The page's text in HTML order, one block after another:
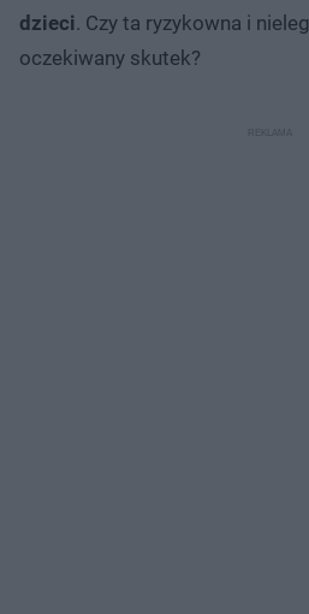
dzieci. Czy ta ryzykowna i
oczekiwany skutek?